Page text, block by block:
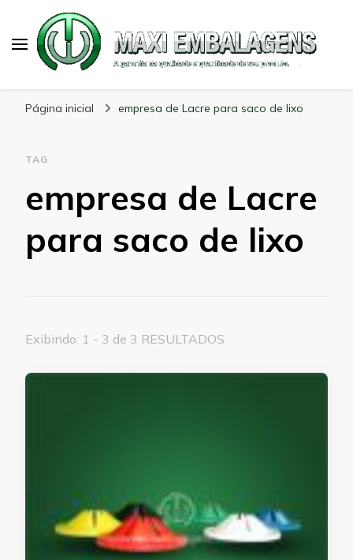
Página inicial empresa de Lacre para saco de lixo
TAG
empresa de Lacre
para saco de lixo
Exibindo: 1 - 3 de 3 RESULTADOS